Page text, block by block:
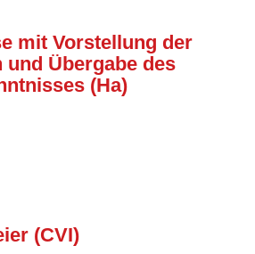
mit Vorstellung der
und Übergabe des
(Ha)
(CVI)